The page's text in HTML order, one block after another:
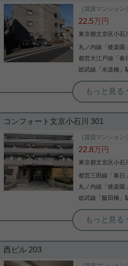
春日ホーム株式会
写真(9)
実用春日ホーム 茗荷谷店 堀田枝里
文京区後楽1丁目
のお部屋が募集となりました！
管理体制良好なマンション
年、再契約不可となってお
合わせくださいませ！ ★お電話でのご相談
にどうぞ★ 実用春
TEL：03-6902-
写真(9)
件から事業用
ご紹介可能で
都営三田線千石駅
アを中心に賃貸・
取り揃えておりま
実用春日ホーム 小石川店 谷口淳
エレベーター
ック 2人入居
として優れている
内設備はシステム
ット・シューズボ
き物の整理がしや
徒歩10分にある物
ススメです。全居
ずに物を置くこと
日ホーム小石川店
さい。
写真(9)
実用春日ホーム 春日町店 堀江健太郎
［賃貸マンション］
22.5万円
東京都文京区小石
丸ノ内線 「後楽園
都営大江戸線 「春
総武線 「水道橋 」
実用春日ホーム 茗荷谷駅前センター 齊
浴槽 2沿線利
駅徒歩10分以内
この度は、当物件
ます！ ☆インター
能 ☆独立洗面台 等
実用春日ホーム 小石川店 スタッフ上田
値下げしまし
コンフォート文京小石川 301
［賃貸マンション］
22.8万円
東京都文京区小石
都営三田線 「春日
丸ノ内線 「後楽園
総武線 「飯田橋 」
実用春日ホーム 西片店 ルームアドバイ
3沿線以上利
西ビル 203